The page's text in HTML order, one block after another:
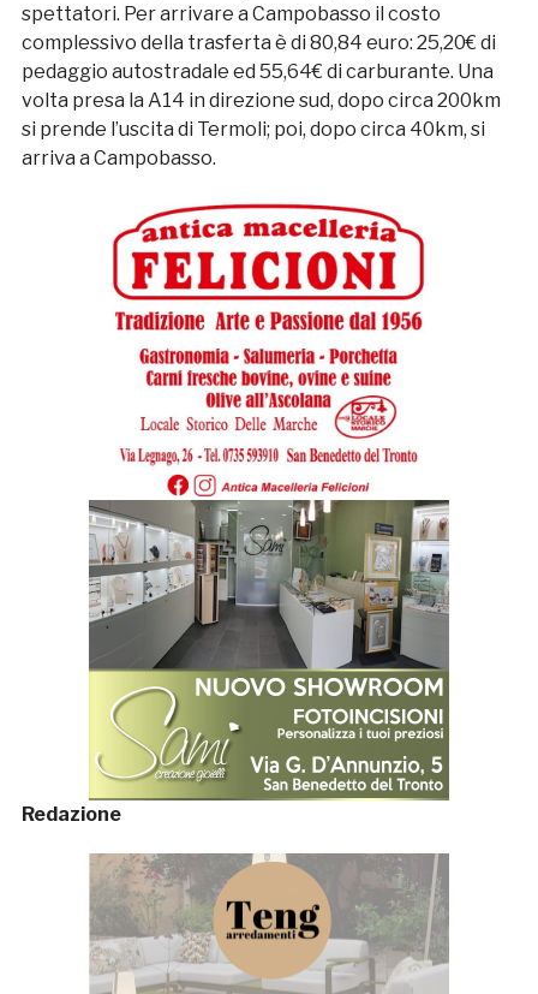
spettatori. Per arrivare a Campobasso il costo
complessivo della trasferta è di 80,84 euro: 25,20€ di
pedaggio autostradale ed 55,64€ di carburante. Una
volta presa la A14 in direzione sud, dopo circa 200km
si prende l’uscita di Termoli; poi, dopo circa 40km, si
arriva a Campobasso.
Redazione